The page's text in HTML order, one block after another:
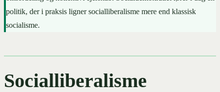
politik, der i praksis ligner socialliberalisme mere end klassisk
socialisme.
Socialliberalisme